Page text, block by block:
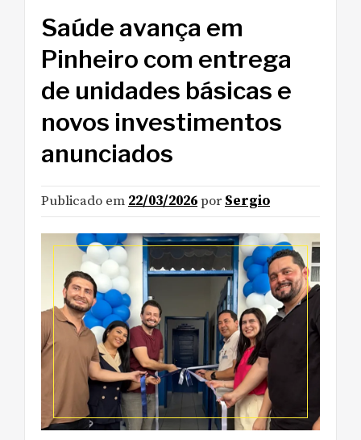
Saúde avança em
Pinheiro com entrega
de unidades básicas e
novos investimentos
anunciados
Publicado em 22/03/2026por Sergio